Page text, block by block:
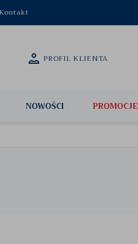
Kontakt
PROFIL KLIENTA
NOWOŚCI PROMOCJE